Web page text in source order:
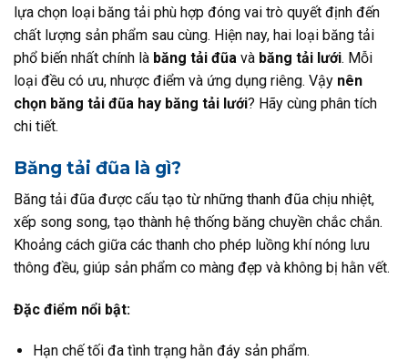
lựa chọn loại băng tải phù hợp đóng vai trò quyết định đến
chất lượng sản phẩm sau cùng. Hiện nay, hai loại băng tải
phổ biến nhất chính là băng tải đũa và băng tải lưới. Mỗi
loại đều có ưu, nhược điểm và ứng dụng riêng. Vậy nên
chọn băng tải đũa hay băng tải lưới? Hãy cùng phân tích
chi tiết.
Băng tải đũa là gì?
Băng tải đũa được cấu tạo từ những thanh đũa chịu nhiệt,
xếp song song, tạo thành hệ thống băng chuyền chắc chắn.
Khoảng cách giữa các thanh cho phép luồng khí nóng lưu
thông đều, giúp sản phẩm co màng đẹp và không bị hằn vết.
Đặc điểm nổi bật:
Hạn chế tối đa tình trạng hằn đáy sản phẩm.